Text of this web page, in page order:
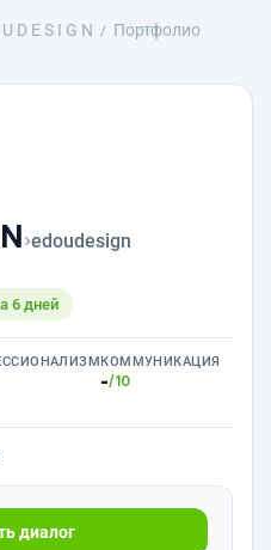
D E S I G N
Портфолио
›edoudesign
6 дней
КОММУНИКАЦИЯ
-/10
диалог